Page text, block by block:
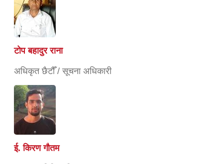
टोप बहादुर राना
अधिकृत छैटौँ / सूचना अधिकारी
ई. किरण गौतम